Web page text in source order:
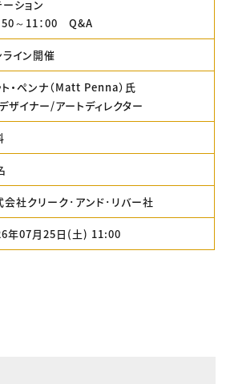
ーション
50～11：00 Q&A
ライン開催
ト・ペンナ（Matt Penna）氏
ザイナー/アートディレクター
会社クリーク･アンド･リバー社
年07月25日(土) 11:00